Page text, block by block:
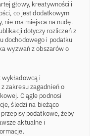
głowy, kreatywności i
co jest dodatkowym
nie ma miejsca na nudę.
dotyczy rozliczeń z
dochodowego i podatku
wyzwań z obszarów o
i
zakresu zagadnień o
Ciągle podnosi
śledzi na bieżąco
podatkowe, żeby
aktualne i